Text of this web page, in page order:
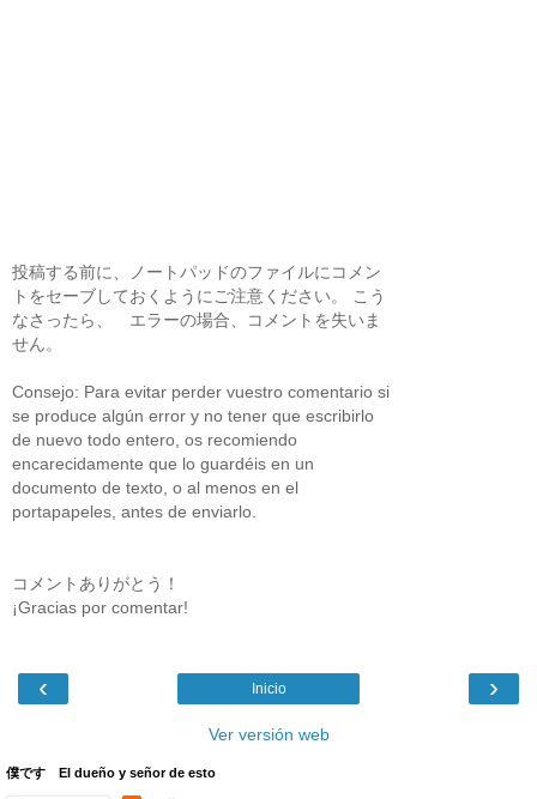
投稿する前に、ノートパッドのファイルにコメン
トをセーブしておくようにご注意ください。 こう
なさったら、 エラーの場合、コメントを失いま
せん。
Consejo: Para evitar perder vuestro comentario si
se produce algún error y no tener que escribirlo
de nuevo todo entero, os recomiendo
encarecidamente que lo guardéis en un
documento de texto, o al menos en el
portapapeles, antes de enviarlo.
コメントありがとう！
¡Gracias por comentar!
‹ ›
Inicio
Ver versión web
僕です El dueño y señor de esto